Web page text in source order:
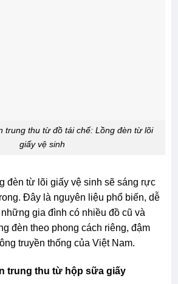
trung thu từ đồ tái chế: Lồng đèn từ lõi
giấy vệ sinh
đèn từ lõi giấy vệ sinh sẽ sáng rực
Đây là nguyên liệu phổ biến, dễ
gia đình có nhiều đồ cũ và
đèn theo phong cách riêng, đậm
truyền thống của Việt Nam.
trung thu từ hộp sữa giấy